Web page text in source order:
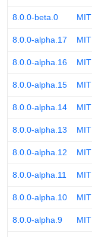
8.0.0-beta.0 MIT
8.0.0-alpha.17 MIT
8.0.0-alpha.16 MIT
8.0.0-alpha.15 MIT
8.0.0-alpha.14 MIT
8.0.0-alpha.13 MIT
8.0.0-alpha.12 MIT
8.0.0-alpha.11 MIT
8.0.0-alpha.10 MIT
8.0.0-alpha.9 MIT